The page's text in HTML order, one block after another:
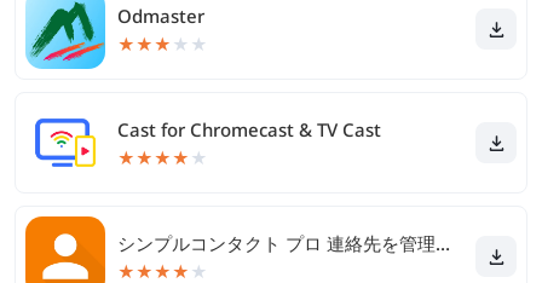
Odmaster
★★★ ★ ★
Cast for Chromecast & TV Cast
★★★★ ★
シンプルコンタクト プロ 連絡先を管理するアドレス帳アプリ
★★★★ ★